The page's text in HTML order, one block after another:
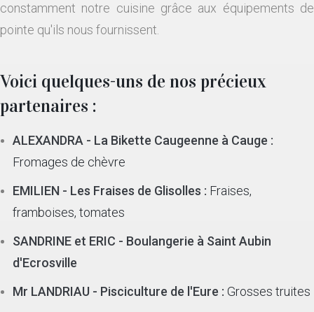
constamment notre cuisine grâce aux équipements de
pointe qu'ils nous fournissent.
Voici quelques-uns de nos précieux
partenaires :
ALEXANDRA - La Bikette Caugeenne à Cauge :
Fromages de chèvre
EMILIEN - Les Fraises de Glisolles : Fraises,
framboises, tomates
SANDRINE et ERIC - Boulangerie à Saint Aubin
d'Ecrosville
Mr LANDRIAU - Pisciculture de l'Eure :Grosses truites